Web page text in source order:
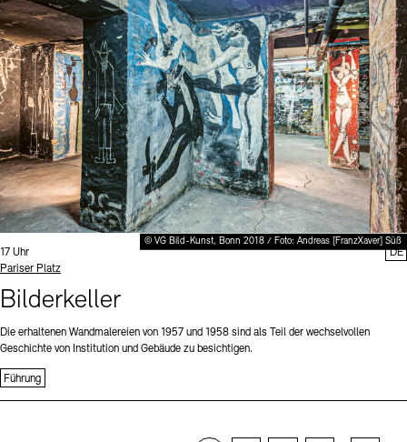
© VG Bild-Kunst, Bonn 2018 / Foto: Andreas [FranzXaver] Süß
Uhrzeit:
17 Uhr
Standort
Pariser Platz
Bilderkeller
Die erhaltenen Wandmalereien von 1957 und 1958 sind als Teil der wechselvollen
Geschichte von Institution und Gebäude zu besichtigen.
Führung
DE